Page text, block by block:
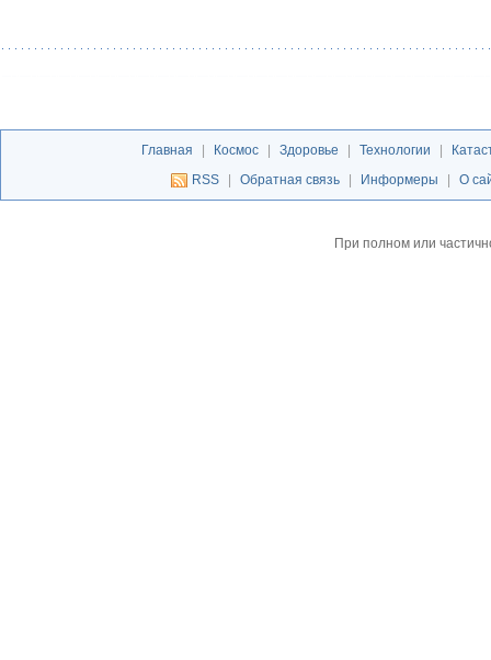
Главная Космос Здоровье Технологии
RSS
Обратная связь Информеры О
При полном или